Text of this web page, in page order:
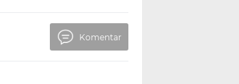
Komentar